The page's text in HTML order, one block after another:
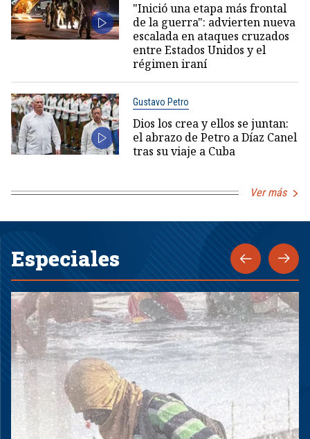
"Inició una etapa más frontal
de la guerra": advierten nueva
escalada en ataques cruzados
entre Estados Unidos y el
régimen iraní
Gustavo Petro
Dios los crea y ellos se juntan:
el abrazo de Petro a Díaz Canel
tras su viaje a Cuba
Ver más
Especiales